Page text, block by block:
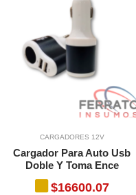
CARGADORES 12V
Cargador Para Auto Usb
Doble Y Toma Ence
$16600.07